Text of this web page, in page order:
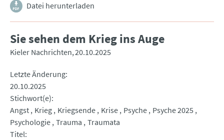
Datei herunterladen
Sie sehen dem Krieg ins Auge
Kieler Nachrichten 20.10.2025
Letzte Änderung
20.10.2025
Stichwort(e)
Angst Krieg Kriegsende Krise Psyche Psyche 2025
Psychologie Trauma Traumata
Titel